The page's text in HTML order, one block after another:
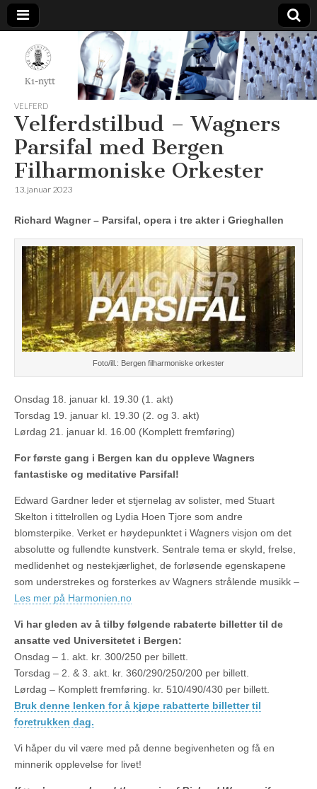
K1-
Nytt
VELFERD
Velferdstilbud – Wagners
Parsifal med Bergen
Filharmoniske Orkester
13. januar 2023
Richard Wagner – Parsifal, opera i tre akter i Grieghallen
Foto/ill.: Bergen filharmoniske orkester
Onsdag 18. januar kl. 19.30 (1. akt)
Torsdag 19. januar kl. 19.30 (2. og 3. akt)
Lørdag 21. januar kl. 16.00 (Komplett fremføring)
For første gang i Bergen kan du oppleve Wagners
fantastiske og meditative Parsifal!
Edward Gardner leder et stjernelag av solister, med Stuart
Skelton i tittelrollen og Lydia Hoen Tjore som andre
blomsterpike. Verket er høydepunktet i Wagners visjon om det
absolutte og fullendte kunstverk. Sentrale tema er skyld, frelse,
medlidenhet og nestekjærlighet, de forløsende egenskapene
som understrekes og forsterkes av Wagners strålende musikk –
Les mer på Harmonien.no
Vi har gleden av å tilby følgende rabaterte billetter til de
ansatte ved Universitetet i Bergen:
Onsdag – 1. akt. kr. 300/250 per billett.
Torsdag – 2. & 3. akt. kr. 360/290/250/200 per billett.
Lørdag – Komplett fremføring. kr. 510/490/430 per billett.
Bruk denne lenken for å kjøpe rabatterte billetter til
foretrukken dag.
Vi håper du vil være med på denne begivenheten og få en
minnerik opplevelse for livet!